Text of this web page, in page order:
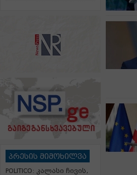
პრესის მიმოხილვა
POLITICO: კალასი ჩივის,